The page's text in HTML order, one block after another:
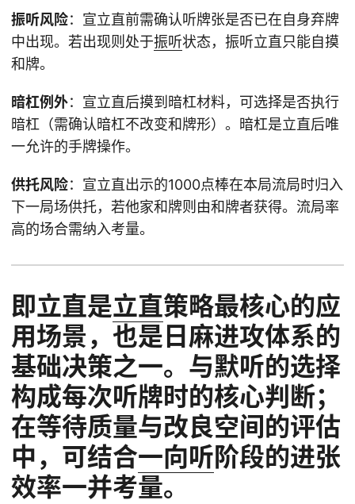
振听风险：宣立直前需确认听牌张是否已在自身弃牌
中出现。若出现则处于振听状态，振听立直只能自摸
和牌。
暗杠例外：宣立直后摸到暗杠材料，可选择是否执行
暗杠（需确认暗杠不改变和牌形）。暗杠是立直后唯
一允许的手牌操作。
供托风险：宣立直出示的1000点棒在本局流局时归入
下一局场供托，若他家和牌则由和牌者获得。流局率
高的场合需纳入考量。
即立直是立直策略最核心的应
用场景，也是日麻进攻体系的
基础决策之一。与默听的选择
构成每次听牌时的核心判断；
在等待质量与改良空间的评估
中，可结合一向听阶段的进张
效率一并考量。